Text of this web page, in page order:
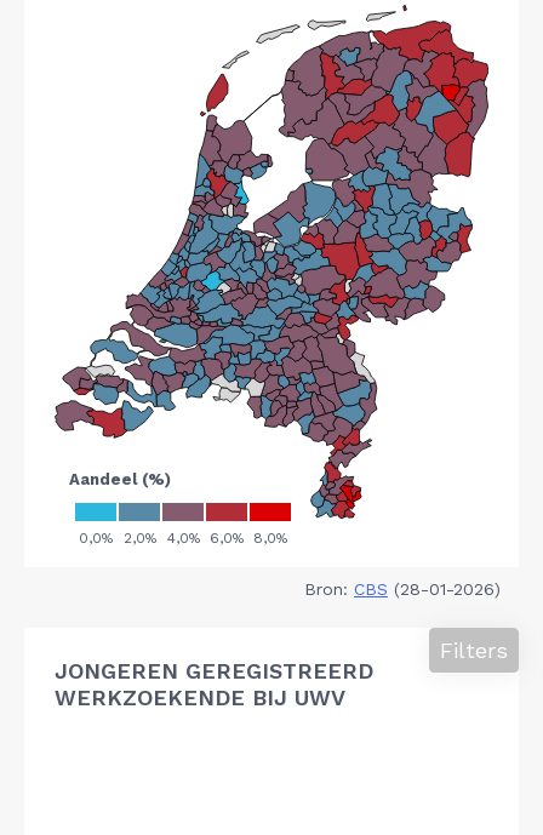
Bron: CBS (28-01-2026)
JONGEREN GEREGISTREERD
WERKZOEKENDE BIJ UWV
Filters